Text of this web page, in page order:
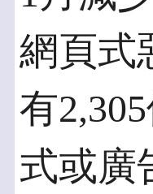
網頁式
有
式或廣